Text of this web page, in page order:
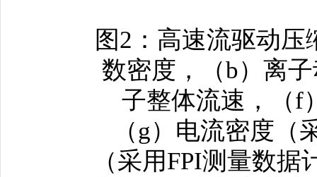
图2：高速流驱动
数密度，（b）离
子整体流速，（f
（g）电流密度
（采用FPI测量数